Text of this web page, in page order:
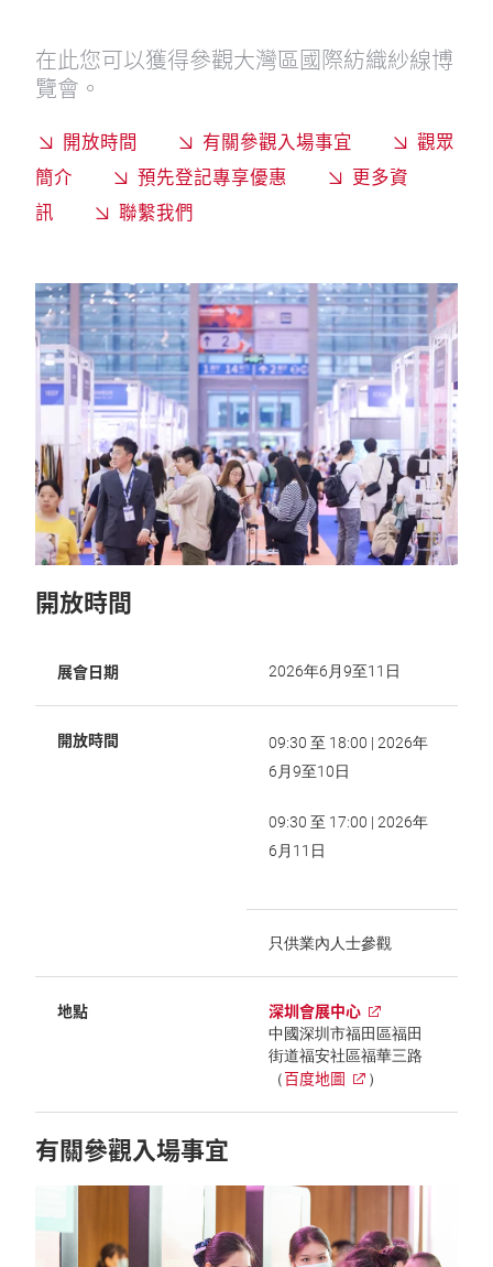
在此您可以獲得參觀大灣區國際紡織紗線博
覽會。
開放時間 有關參觀入場事宜
觀眾
簡介
預先登記專享優惠
更多資
訊
聯繫我們
開放時間
展會日期 2026年6月9至11日
開放時間
09:30 至 18:00 | 2026年
6月9至10日
09:30 至 17:00 | 2026年
6月11日
只供業內人士參觀
地點 深圳會展中心
中國深圳市福田區福田
街道福安社區福華三路
（百度地圖 ）
有關參觀入場事宜